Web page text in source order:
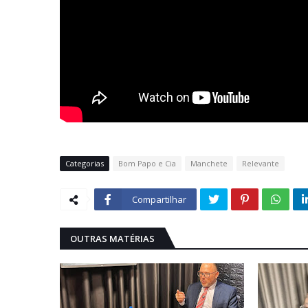
Categorias Bom Papo e Cia Manchete Relevante
Compartilhar
OUTRAS MATÉRIAS